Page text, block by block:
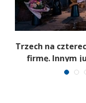
Trzech na
firmę. Innym